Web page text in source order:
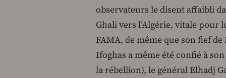
observateurs le disent affaibli
Ghali vers l’Algérie, vitale pour
FAMA, de même que son fief
Ifoghas a même été confié à
la rébellion), le général Elhadj